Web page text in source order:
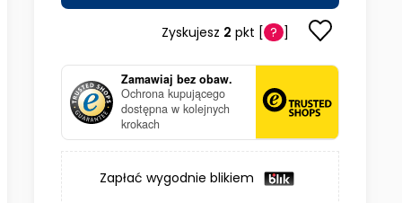
Zyskujesz 2 pkt [ ? ]
Zamawiaj bez obaw.
Ochrona kupującego
dostępna w kolejnych
krokach
Zapłać wygodnie blikiem